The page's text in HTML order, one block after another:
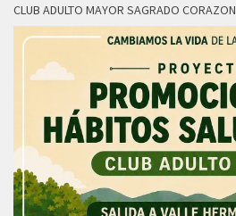
CLUB ADULTO MAYOR SAGRADO CORAZON